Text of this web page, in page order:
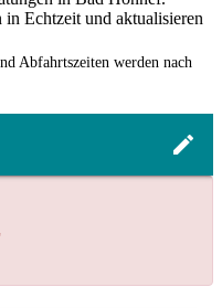
in Echtzeit und aktualisieren
Abfahrtszeiten werden nach